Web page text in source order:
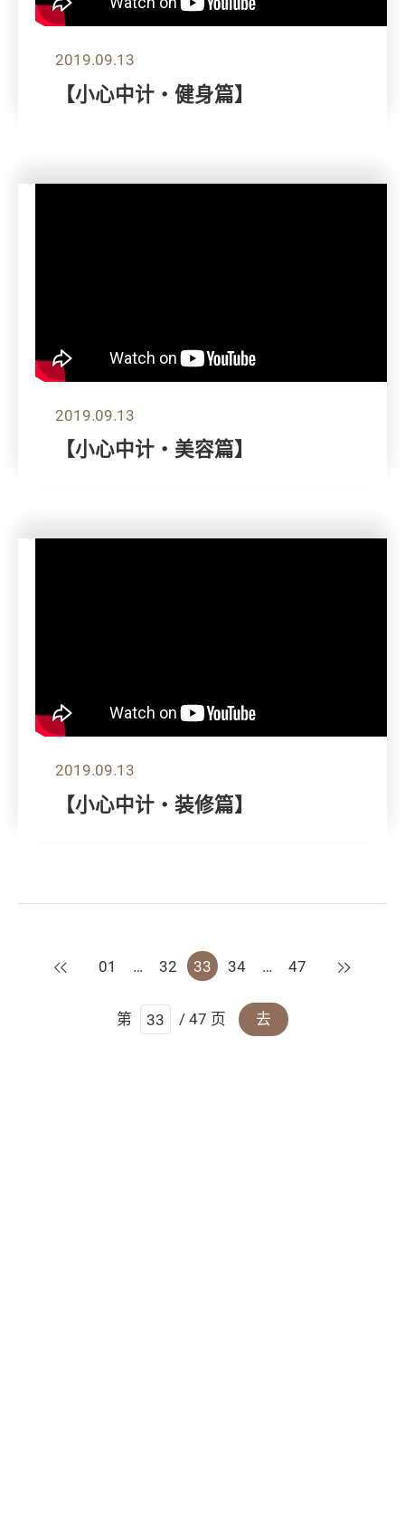
2019.09.13
【小心中计‧健身篇】
2019.09.13
【小心中计‧美容篇】
2019.09.13
【小心中计‧装修篇】
上一页
01 … 32 33 34 … 47 下一页
第 / 47 页 去